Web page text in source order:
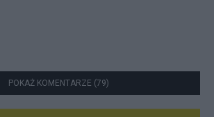
POKAŻ KOMENTARZE (79)